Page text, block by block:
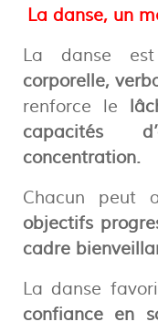
La danse, un
La danse
corporelle,
renforce le
capacités
concentration.
Chacun peut
objectifs
cadre
La danse
confiance en